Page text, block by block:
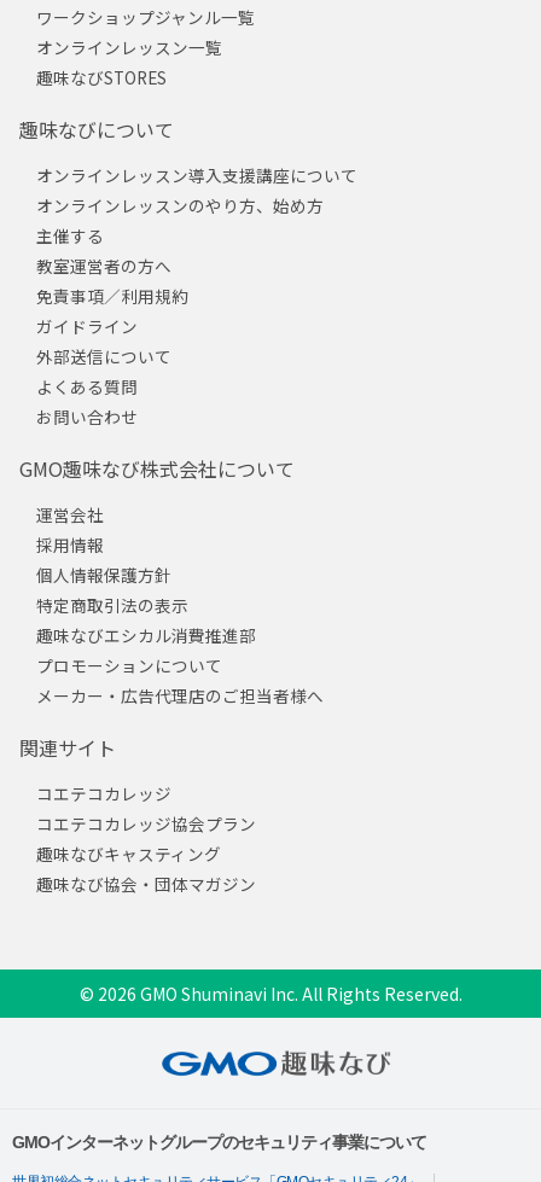
ワークショップジャンル一覧
オンラインレッスン一覧
趣味なびSTORES
趣味なびについて
オンラインレッスン導入支援講座について
オンラインレッスンのやり方、始め方
主催する
教室運営者の方へ
免責事項／利用規約
ガイドライン
外部送信について
よくある質問
お問い合わせ
GMO趣味なび株式会社について
運営会社
採用情報
個人情報保護方針
特定商取引法の表示
趣味なびエシカル消費推進部
プロモーションについて
メーカー・広告代理店のご担当者様へ
関連サイト
コエテコカレッジ
コエテコカレッジ協会プラン
趣味なびキャスティング
趣味なび協会・団体マガジン
© 2026 GMO Shuminavi Inc. All Rights Reserved.